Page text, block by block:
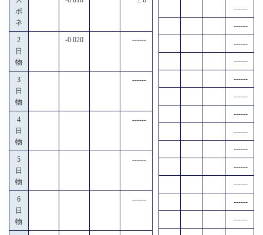
ポ
ネ
2
日
物
-0.020 ------
3
日
物
------
4
日
物
------
5
日
物
------
6
日
物
------
------
------
------
------
------
------
------
------
------
------
------
------
------